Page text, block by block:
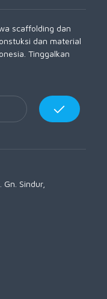
scaffolding dan
dan material
Tinggalkan
Sindur,